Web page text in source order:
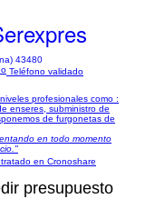
43480
Teléfono validado
profesionales como :
enseres, subministro de
de furgonetas de
en todo momento
en Cronoshare
presupuesto